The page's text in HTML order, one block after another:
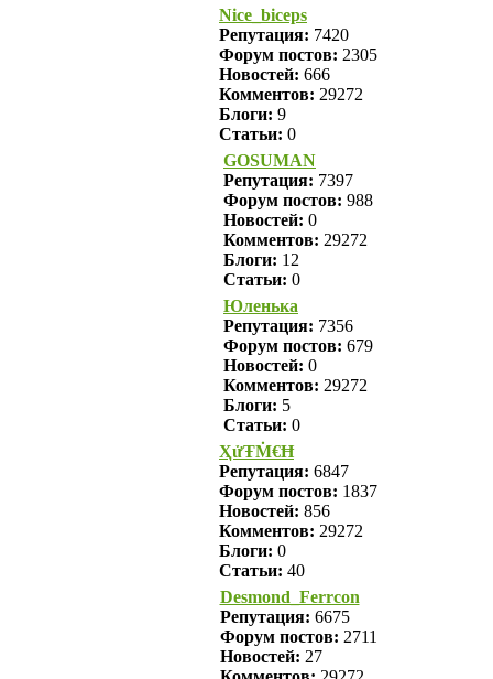
Nice_biceps
Репутация: 7420
Форум постов: 2305
Новостей: 666
Комментов: 29272
Блоги: 9
Статьи: 0
GOSUMAN
Репутация: 7397
Форум постов: 988
Новостей: 0
Комментов: 29272
Блоги: 12
Статьи: 0
Юленька
Репутация: 7356
Форум постов: 679
Новостей: 0
Комментов: 29272
Блоги: 5
Статьи: 0
ҲửŦṀ€Ħ
Репутация: 6847
Форум постов: 1837
Новостей: 856
Комментов: 29272
Блоги: 0
Статьи: 40
Desmond_Ferrcon
Репутация: 6675
Форум постов: 2711
Новостей: 27